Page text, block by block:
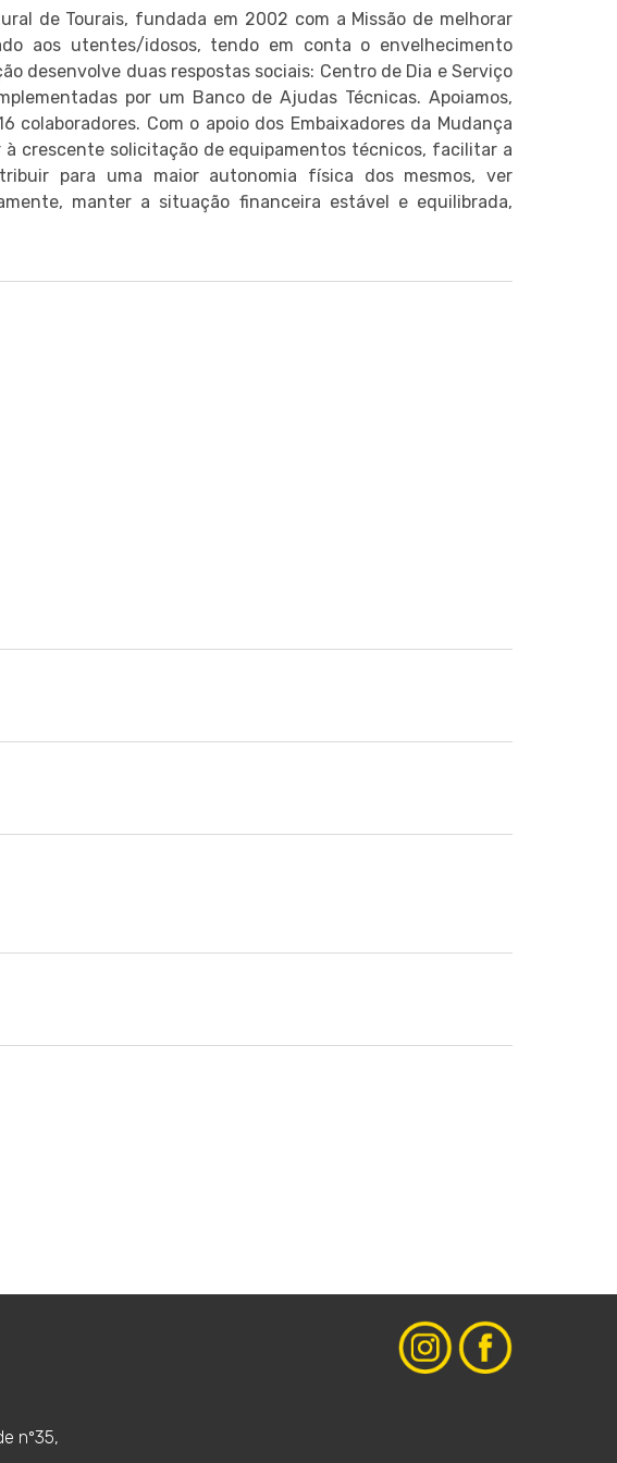
de Tourais, fundada em 2002 com a Missão de melhorar
aos utentes/idosos, tendo em conta o envelhecimento
desenvolve duas respostas sociais: Centro de Dia e Serviço
por um Banco de Ajudas Técnicas. Apoiamos,
colaboradores. Com o apoio dos Embaixadores da Mudança
crescente solicitação de equipamentos técnicos, facilitar a
para uma maior autonomia física dos mesmos, ver
manter a situação financeira estável e equilibrada,
nº35,